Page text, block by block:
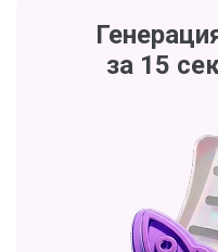
за 15